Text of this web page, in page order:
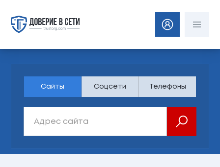
Сайты Соцсети Телефоны